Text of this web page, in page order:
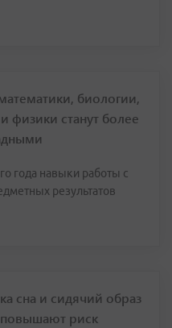
биологии,
физики станут более
года навыки работы с
результатов
сна и сидячий образ
риск